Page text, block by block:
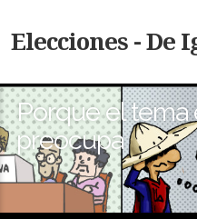
Elecciones - De
Porque el tema
preocupa